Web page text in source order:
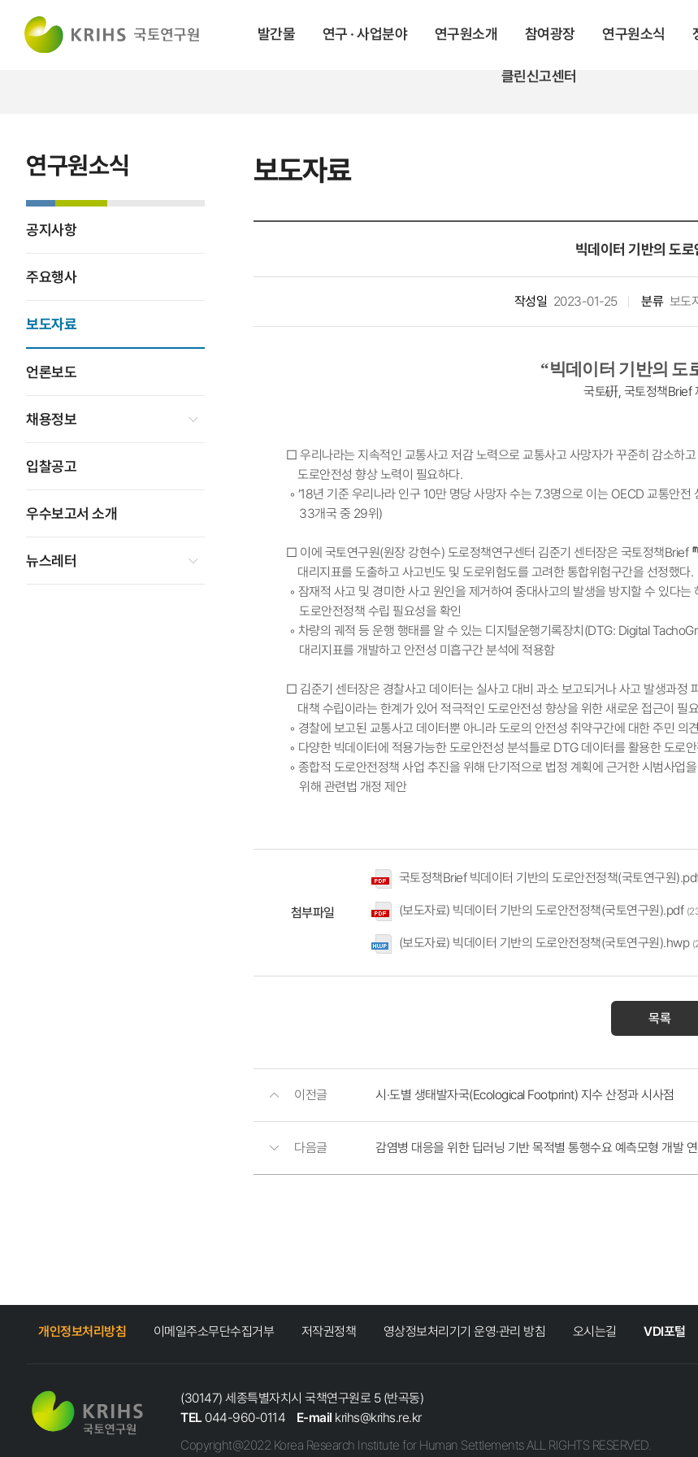
발간물 연구 · 사업분야 연구원소개 참여광장 연구원소식
클린신고센터
보도자료
연구원소식
공지사항
주요행사
보도자료
언론보도
채용정보
입찰공고
우수보고서 소개
뉴스레터
빅데이터 기반의 도로
작성일 2023-01-25 분류 보도
“빅데이터 기반의 도
국토硏, 국토정책Brief
□ 우리나라는 지속적인 교통사고 저감 노력으로 교통사고 사망자가 꾸준히 감소하
도로안전성 향상 노력이 필요하다.
◦ ’18년 기준 우리나라 인구 10만 명당 사망자 수는 7.3명으로 이는 OECD 교통안
33개국 중 29위)
□ 이에 국토연구원(원장 강현수) 도로정책연구센터 김준기 센터장은 국토정책Brief
대리지표를 도출하고 사고빈도 및 도로위험도를 고려한 통합위험구간을 선정했다.
◦ 잠재적 사고 및 경미한 사고 원인을 제거하여 중대사고의 발생을 방지할 수 있다
도로안전정책 수립 필요성을 확인
◦ 차량의 궤적 등 운행 행태를 알 수 있는 디지털운행기록장치(DTG: Digital
대리지표를 개발하고 안전성 미흡구간 분석에 적용함
□ 김준기 센터장은 경찰사고 데이터는 실사고 대비 과소 보고되거나 사고 발생과정
대책 수립이라는 한계가 있어 적극적인 도로안전성 향상을 위한 새로운 접근이 필
◦ 경찰에 보고된 교통사고 데이터뿐 아니라 도로의 안전성 취약구간에 대한 주민 의
◦ 다양한 빅데이터에 적용가능한 도로안전성 분석틀로 DTG 데이터를 활용한 도로
◦ 종합적 도로안전정책 사업 추진을 위해 단기적으로 법정 계획에 근거한 시범사업
위해 관련법 개정 제안
첨부파일
국토정책Brief 빅데이터 기반의 도로안전정책(국토연구원
(보도자료) 빅데이터 기반의 도로안전정책(국토연구원).pdf
(보도자료) 빅데이터 기반의 도로안전정책(국토연구원).hwp
목록
이전글 시·도별 생태발자국(Ecological Footprint) 지수 산정과 시사점
다음글 감염병 대응을 위한 딥러닝 기반 목적별 통행수요 예측모형 개발
개인정보처리방침 이메일주소무단수집거부 저작권정책 영상정보처리기기 운영·관리 방침 오시는길 VDI포털
(30147) 세종특별자치시 국책연구원로 5 (반곡동)
TEL 044-960-0114 E-mail krihs@krihs.re.kr
Copyright@2022 Korea Research Institute for Human Settlements ALL RIGHTS RESERVED.